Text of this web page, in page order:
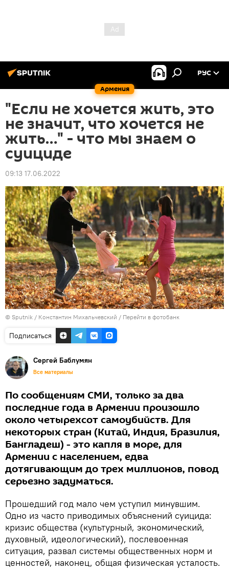
Армения
РУС
"Если не хочется жить, это
не значит, что хочется не
жить…" - что мы знаем о
суициде
09:13 17.06.2022
© Sputnik / Константин Михальчевский / Перейти в фотобанк
Подписаться
Сергей Баблумян
Все материалы
По cообщениям СМИ, только за два
последние года в Армении произошло
около четырехсот самоубийств. Для
некоторых стран (Китай, Индия, Бразилия,
Бангладеш) - это капля в море, для
Армении с населением, едва
дотягивающим до трех миллионов, повод
серьезно задуматься.
Прошедший год мало чем уступил минувшим.
Одно из часто приводимых объяснений суицида:
кризис общества (культурный, экономический,
духовный, идеологический), послевоенная
ситуация, развал системы общественных норм и
ценностей, наконец, общая физическая усталость.